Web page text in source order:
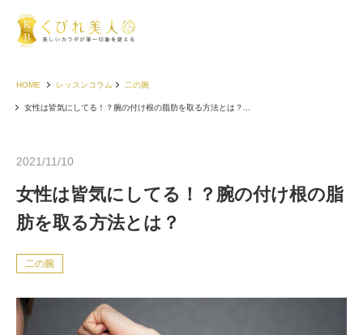
HOME レッスンコラム 二の腕
女性は皆気にしてる！？腕の付け根の脂肪を取る方法とは？...
2021/11/10
女性は皆気にしてる！？腕の付け根の脂
肪を取る方法とは？
二の腕